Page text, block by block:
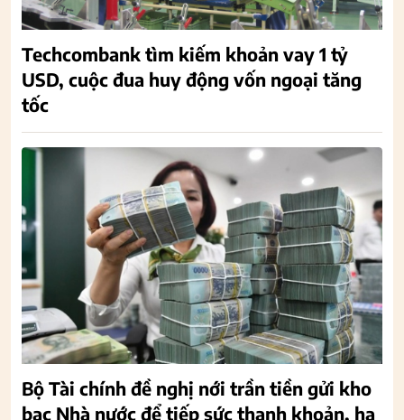
Techcombank tìm kiếm khoản vay 1 tỷ
USD, cuộc đua huy động vốn ngoại tăng
tốc
Bộ Tài chính đề nghị nới trần tiền gửi kho
bạc Nhà nước để tiếp sức thanh khoản, hạ